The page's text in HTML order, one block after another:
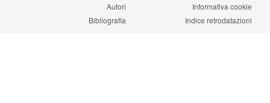
Autori
Bibliografia
Informativa cookie
Indice retrodatazioni